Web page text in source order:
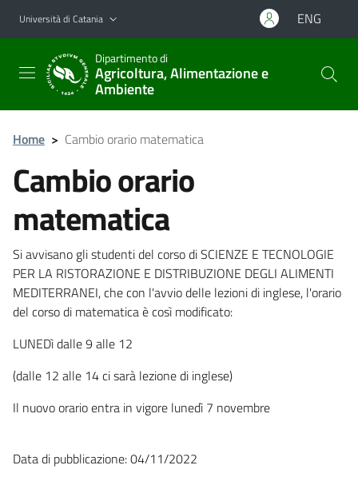
Vai al contenuto principale
Vai al menu di navigazione
Università di Catania ENG
Dipartimento di
Agricoltura, Alimentazione e
Ambiente
Home > Cambio orario matematica
Cambio orario
matematica
Si avvisano gli studenti del corso di SCIENZE E TECNOLOGIE
PER LA RISTORAZIONE E DISTRIBUZIONE DEGLI ALIMENTI
MEDITERRANEI, che con l'avvio delle lezioni di inglese, l'orario
del corso di matematica è così modificato:
LUNEDì dalle 9 alle 12
(dalle 12 alle 14 ci sarà lezione di inglese)
Il nuovo orario entra in vigore lunedì 7 novembre
Data di pubblicazione: 04/11/2022